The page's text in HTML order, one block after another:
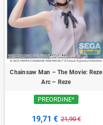
Chainsaw Man – The Movie: Reze
Arc – Reze
PREORDINE*
19,71 € 21,90 €